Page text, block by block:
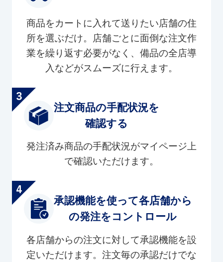
商品をカートに入れて送りたい店舗の住
所を選ぶだけ。店舗ごとに面倒な注文作
業を繰り返す必要がなく、備品の全店導
入などがスムーズに行えます。
注文商品の手配状況を
確認する
発注済み商品の手配状況がマイページ上
で確認いただけます。
承認機能を使って各店舗から
の発注をコントロール
各店舗からの注文に対して承認機能を設
定いただけます。注文毎の承認だけでな